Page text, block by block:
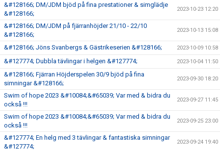
&#128166; DM/JDM bjöd på fina prestationer & simglädje
&#128166;
2023-10-23 12:20
&#128166; DM/JDM på fjärranhöjder 21/10 - 22/10
&#128166;
2023-10-13 15:08
&#128166; Jöns Svanbergs & Gästrikeserien &#128166; 2023-10-09 10:58
&#127774; Dubbla tävlingar i helgen &#127774; 2023-10-04 11:50
&#128166; Fjärran Höjderspelen 30/9 bjöd på fina
simningar &#128166;
2023-09-30 18:20
Swim of hope 2023 &#10084;&#65039; Var med & bidra du
också !!!
2023-09-27 11:45
Swim of hope 2023 &#10084;&#65039; Var med & bidra du
också !!!
2023-09-25 23:00
&#127774; En helg med 3 tävlingar & fantastiska simningar
&#127774;
2023-09-24 19:40